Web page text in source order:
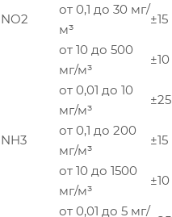
NO2
от 0,1 до 30 мг/
м³
±15
от 10 до 500
мг/м³
±10
NH3
от 0,01 до 10
мг/м³
±25
от 0,1 до 200
мг/м³
±15
от 10 до 1500
мг/м³
±10
от 0,01 до 5 мг/